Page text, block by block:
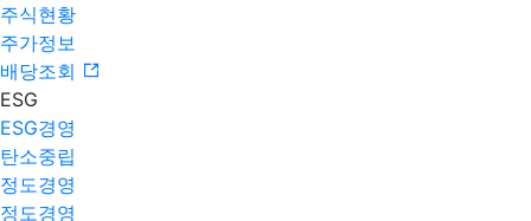
주식현황
주가정보
배당조회
ESG
ESG경영
탄소중립
정도경영
정도경영